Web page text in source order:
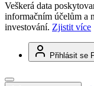
Veškerá data
informačním účelům a
investování. Zjistit více
Přihlásit se